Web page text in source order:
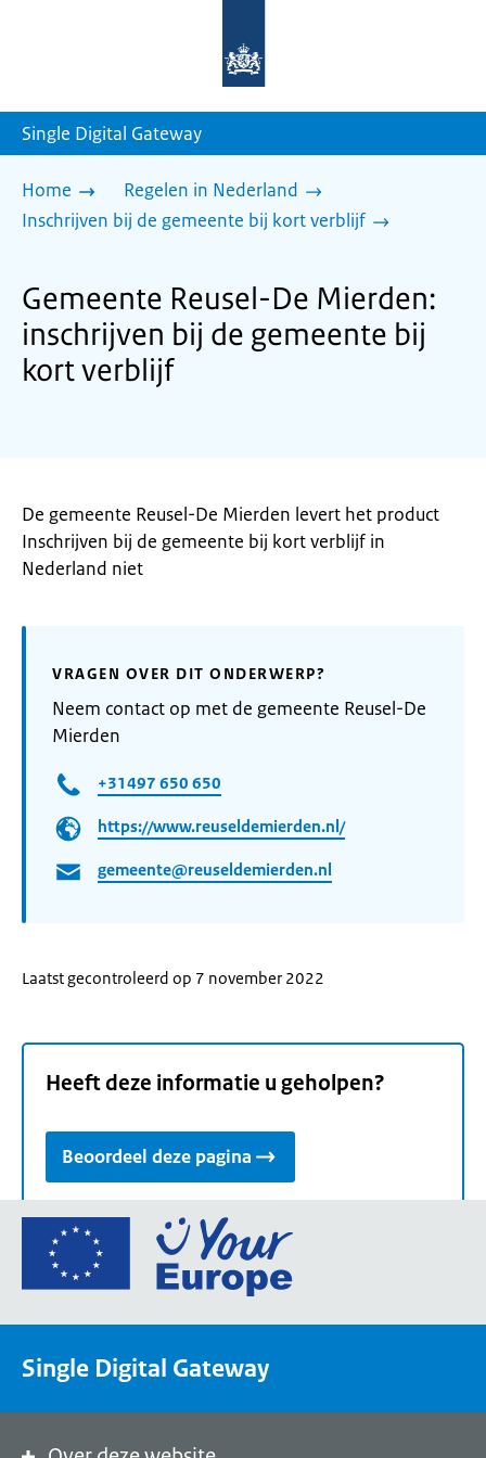
homepage
Single Digital Gateway
Home
Regelen in Nederland
Inschrijven bij de gemeente bij kort verblijf
Gemeente Reusel-De Mierden:
inschrijven bij de gemeente bij
kort verblijf
De gemeente Reusel-De Mierden levert het product
Inschrijven bij de gemeente bij kort verblijf in
Nederland niet
VRAGEN OVER DIT ONDERWERP?
Neem contact op met de gemeente Reusel-De
Mierden
+31497 650 650
https://www.reuseldemierden.nl/
gemeente@reuseldemierden.nl
Laatst gecontroleerd op 7 november 2022
Heeft deze informatie u geholpen?
Beoordeel deze pagina
Ga
de
een
Single Digital Gateway